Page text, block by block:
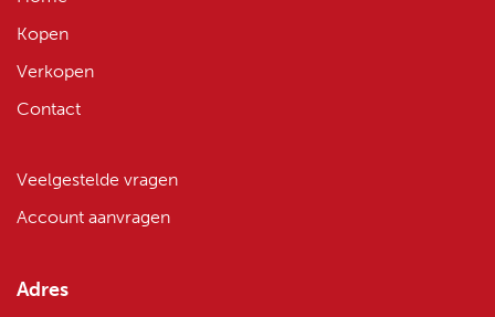
Kopen
Verkopen
Contact
Veelgestelde vragen
Account aanvragen
Adres